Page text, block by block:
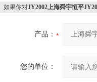
如果你对JY2002上海舜宇恒平
产品：
您的单位：